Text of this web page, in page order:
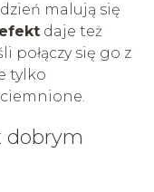
malują się
daje też
połączy się go z
tylko
dobrym